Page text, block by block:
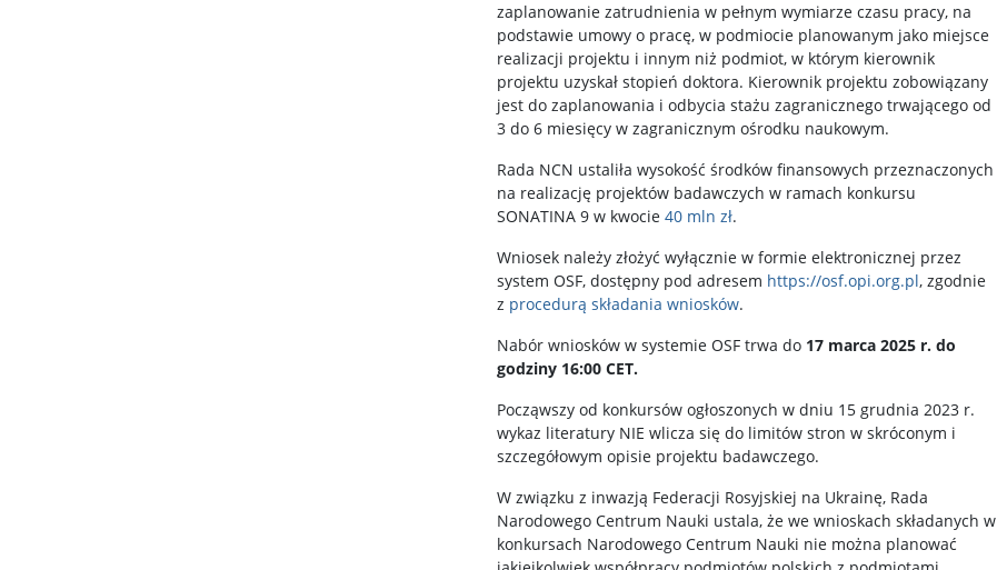
zaplanowanie zatrudnienia w pełnym wymiarze czasu pracy, na
podstawie umowy o pracę, w podmiocie planowanym jako miejsce
realizacji projektu i innym niż podmiot, w którym kierownik
projektu uzyskał stopień doktora. Kierownik projektu zobowiązany
jest do zaplanowania i odbycia stażu zagranicznego trwającego od
3 do 6 miesięcy w zagranicznym ośrodku naukowym.
Rada NCN ustaliła wysokość środków finansowych przeznaczonych
na realizację projektów badawczych w ramach konkursu
SONATINA 9 w kwocie 40 mln zł.
Wniosek należy złożyć wyłącznie w formie elektronicznej przez
system OSF, dostępny pod adresem https://osf.opi.org.pl, zgodnie
z procedurą składania wniosków.
Nabór wniosków w systemie OSF trwa do 17 marca 2025 r. do
godziny 16:00 CET.
Począwszy od konkursów ogłoszonych w dniu 15 grudnia 2023 r.
wykaz literatury NIE wlicza się do limitów stron w skróconym i
szczegółowym opisie projektu badawczego.
W związku z inwazją Federacji Rosyjskiej na Ukrainę, Rada
Narodowego Centrum Nauki ustala, że we wnioskach składanych w
konkursach Narodowego Centrum Nauki nie można planować